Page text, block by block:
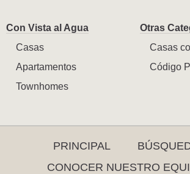
Con Vista al Agua
Casas
Apartamentos
Townhomes
Otras
Casas
Código
PRINCIPAL
CONOCER NUESTRO